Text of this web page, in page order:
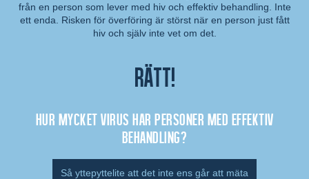
Kommentar:
från en person som lever med hiv och effektiv behandling. Inte
ett enda. Risken för överföring är störst när en person just fått
hiv och själv inte vet om det.
Rätt!
Hur mycket virus har personer med effektiv
behandling?
Så yttepyttelite att det inte ens går att mäta